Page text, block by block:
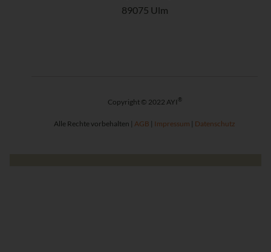
89075 Ulm
Copyright © 2022 AYI ®
Alle Rechte vorbehalten | AGB | Impressum | Datenschutz